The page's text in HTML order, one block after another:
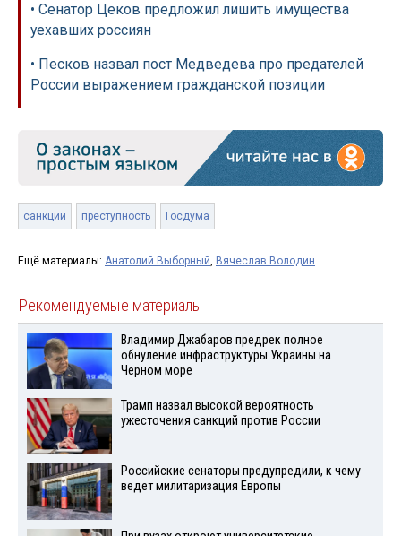
• Сенатор Цеков предложил лишить имущества
уехавших россиян
• Песков назвал пост Медведева про предателей
России выражением гражданской позиции
санкции преступность Госдума
Ещё материалы: Анатолий Выборный, Вячеслав Володин
Рекомендуемые материалы
Владимир Джабаров предрек полное
обнуление инфраструктуры Украины на
Черном море
Трамп назвал высокой вероятность
ужесточения санкций против России
Российские сенаторы предупредили, к чему
ведет милитаризация Европы